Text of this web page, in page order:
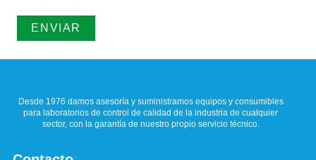
Desde 1976 damos asesoría y suministramos equipos y consumibles
para laboratorios de control de calidad de la industria de cualquier
sector, con la garantía de nuestro propio servicio técnico.